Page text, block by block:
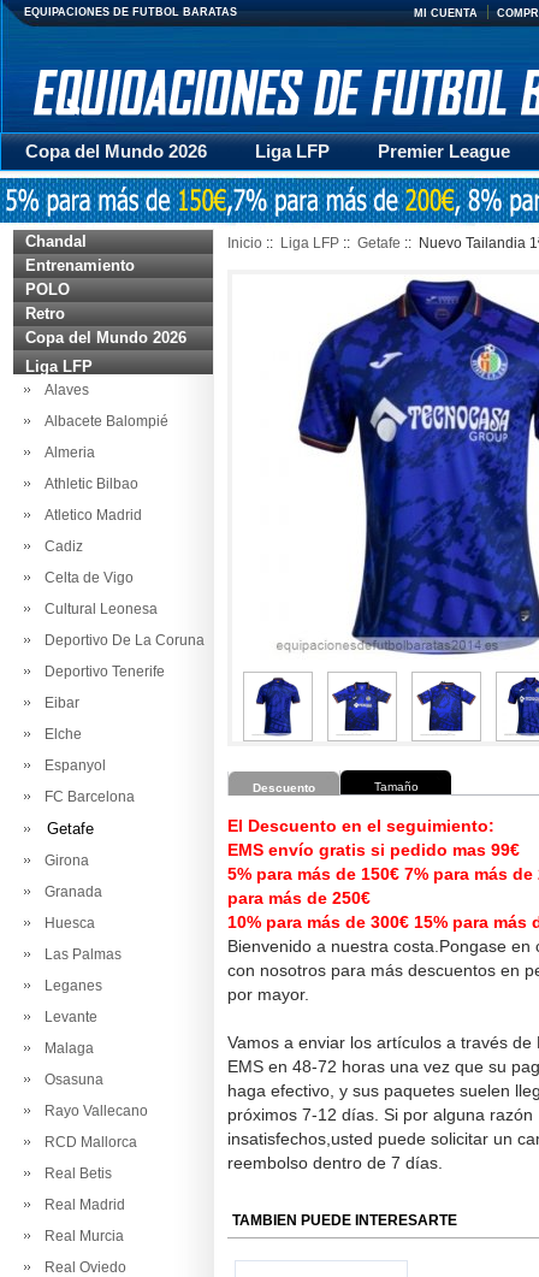
EQUIPACIONES DE FUTBOL BARATAS MI CUENTA
Copa del Mundo 2026 Liga LFP
Premier League
Mujer
Otras series Accesorios Entrenamiento
Chandal
Entrenamiento
POLO
Retro
Copa del Mundo 2026
Liga LFP
Alaves
Albacete Balompié
Almeria
Athletic Bilbao
Atletico Madrid
Cadiz
Celta de Vigo
Cultural Leonesa
Deportivo De La Coruna
Deportivo Tenerife
Eibar
Elche
Espanyol
FC Barcelona
Getafe
Girona
Granada
Huesca
Las Palmas
Leganes
Levante
Malaga
Osasuna
Rayo Vallecano
RCD Mallorca
Real Betis
Real Madrid
Real Murcia
Real Oviedo
Inicio :: Liga LFP :: Getafe :: Nuevo Tailandia
Descuento Tamaño
El Descuento en el seguimiento:
EMS envío gratis si pedido mas 99€
5% para más de 150€ 7% para más de
para más de 250€
10% para más de 300€ 15% para más
Bienvenido a nuestra costa.Pongase en
con nosotros para más descuentos en
por mayor.
Vamos a enviar los artículos a través de
EMS en 48-72 horas una vez que su
haga efectivo, y sus paquetes suelen
próximos 7-12 días. Si por alguna razón
insatisfechos,usted puede solicitar un
reembolso dentro de 7 días.
TAMBIEN PUEDE INTERESARTE